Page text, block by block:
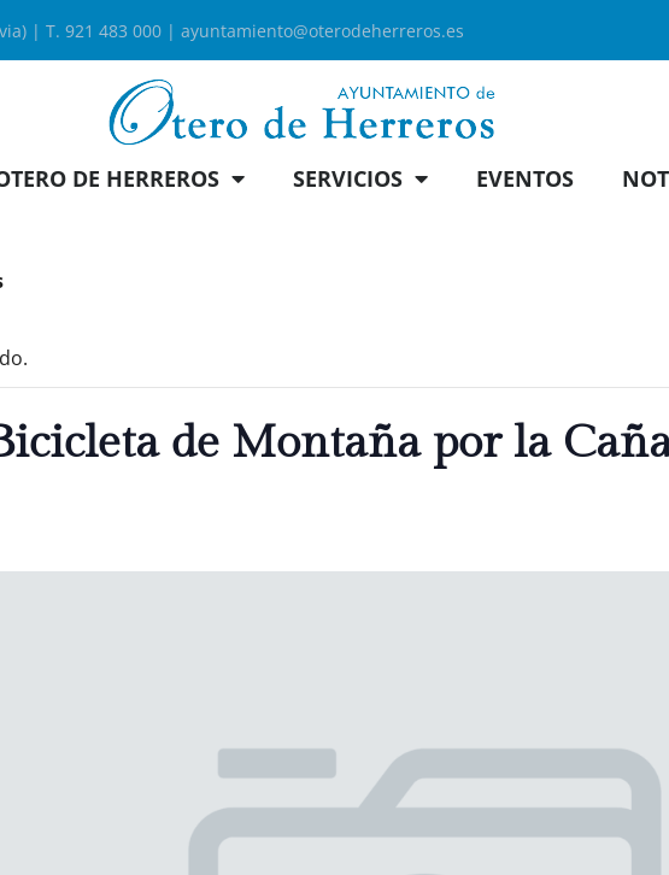
| T. 921 483 000 | ayuntamiento@oterodeherreros.es
DE HERREROS SERVICIOS EVENTOS
de Montaña por la